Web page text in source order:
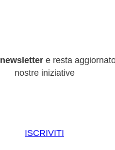
newslettere resta
nostre iniziative
ISCRIVITI